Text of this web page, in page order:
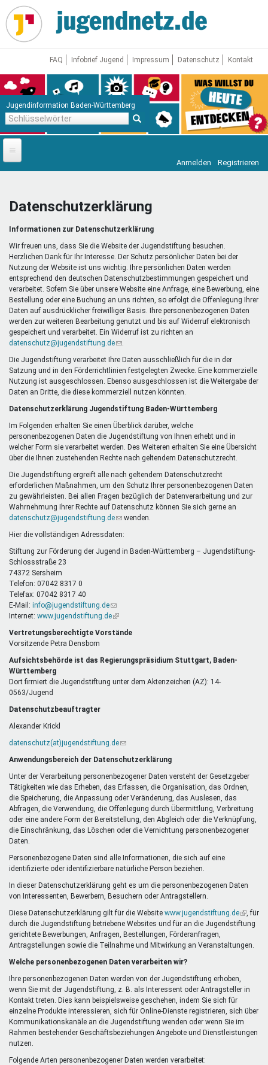
Direkt
zum
Inhalt
FAQ Infobrief Jugend Impressum Datenschutz Kontakt
Jugendinformation Baden-Württemberg
Startseite
Jugendnetz
Freizeit & Reisen
Mentoren & Projekte
Schule & Beruf
Demokratie & Beteiligung
Vor Ort
Anmelden Registrieren
Datenschutzerklärung
Informationen zur Datenschutzerklärung
Wir freuen uns, dass Sie die Website der Jugendstiftung besuchen.
Herzlichen Dank für Ihr Interesse. Der Schutz persönlicher Daten bei der
Nutzung der Website ist uns wichtig. Ihre persönlichen Daten werden
entsprechend den deutschen Datenschutzbestimmungen gespeichert und
verarbeitet. Sofern Sie über unsere Website eine Anfrage, eine Bewerbung, eine
Bestellung oder eine Buchung an uns richten, so erfolgt die Offenlegung Ihrer
Daten auf ausdrücklicher freiwilliger Basis. Ihre personenbezogenen Daten
werden zur weiteren Bearbeitung genutzt und bis auf Widerruf elektronisch
gespeichert und verarbeitet. Ein Widerruf ist zu richten an
datenschutz@jugendstiftung.de(Link
E-
Mail)
Die Jugendstiftung verarbeitet Ihre Daten ausschließlich für die in der
Satzung und in den Förderrichtlinien festgelegten Zwecke. Eine kommerzielle
Nutzung ist ausgeschlossen. Ebenso ausgeschlossen ist die Weitergabe der
Daten an Dritte, die diese kommerziell nutzen könnten.
Datenschutzerklärung Jugendstiftung Baden-Württemberg
Im Folgenden erhalten Sie einen Überblick darüber, welche
personenbezogenen Daten die Jugendstiftung von Ihnen erhebt und in
welcher Form sie verarbeitet werden. Des Weiteren erhalten Sie eine Übersicht
über die Ihnen zustehenden Rechte nach geltendem Datenschutzrecht.
Die Jugendstiftung ergreift alle nach geltendem Datenschutzrecht
erforderlichen Maßnahmen, um den Schutz Ihrer personenbezogenen Daten
zu gewährleisten. Bei allen Fragen bezüglich der Datenverarbeitung und zur
Wahrnehmung Ihrer Rechte auf Datenschutz können Sie sich gerne an
datenschutz@jugendstiftung.de(Link
E-
Mail)
wenden.
Hier die vollständigen Adressdaten:
Stiftung zur Förderung der Jugend in Baden-Württemberg – Jugendstiftung-
Schlossstraße 23
74372 Sersheim
Telefon: 07042 8317 0
Telefax: 07042 8317 40
E-Mail: info@jugendstiftung.de(Link
sendet
Mail)
Internet: www.jugendstiftung.de(Link
extern)
Vertretungsberechtigte Vorstände
Vorsitzende Petra Densborn
Aufsichtsbehörde ist das Regierungspräsidium Stuttgart, Baden-
Württemberg
Dort firmiert die Jugendstiftung unter dem Aktenzeichen (AZ): 14-
0563/Jugend
Datenschutzbeauftragter
Alexander Krickl
datenschutz(at)jugendstiftung.de(Link
E-
Mail)
Anwendungsbereich der Datenschutzerklärung
Unter der Verarbeitung personenbezogener Daten versteht der Gesetzgeber
Tätigkeiten wie das Erheben, das Erfassen, die Organisation, das Ordnen,
die Speicherung, die Anpassung oder Veränderung, das Auslesen, das
Abfragen, die Verwendung, die Offenlegung durch Übermittlung, Verbreitung
oder eine andere Form der Bereitstellung, den Abgleich oder die Verknüpfung,
die Einschränkung, das Löschen oder die Vernichtung personenbezogener
Daten.
Personenbezogene Daten sind alle Informationen, die sich auf eine
identifizierte oder identifizierbare natürliche Person beziehen.
In dieser Datenschutzerklärung geht es um die personenbezogenen Daten
von Interessenten, Bewerbern, Besuchern oder Antragstellern.
Diese Datenschutzerklärung gilt für die Website www.jugendstiftung.de(Link
ist
, für
durch die Jugendstiftung betriebene Websites und für an die Jugendstiftung
gerichtete Bewerbungen, Anfragen, Bestellungen, Förderanfragen,
Antragstellungen sowie die Teilnahme und Mitwirkung an Veranstaltungen.
Welche personenbezogenen Daten verarbeiten wir?
Ihre personenbezogenen Daten werden von der Jugendstiftung erhoben,
wenn Sie mit der Jugendstiftung, z. B. als Interessent oder Antragsteller in
Kontakt treten. Dies kann beispielsweise geschehen, indem Sie sich für
einzelne Produkte interessieren, sich für Online-Dienste registrieren, sich über
Kommunikationskanäle an die Jugendstiftung wenden oder wenn Sie im
Rahmen bestehender Geschäftsbeziehungen Angebote und Dienstleistungen
nutzen.
Folgende Arten personenbezogener Daten werden verarbeitet: